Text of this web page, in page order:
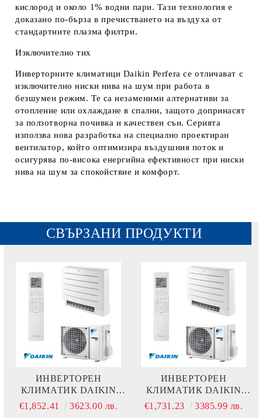
кислород и около 1% водни пари. Тази технология е
доказано по-бърза в пречистването на въздуха от
стандартните плазма филтри.
Изключително тих
Инверторните климатици Daikin Perfera се отличават с
изключително ниски нива на шум при работа в
безшумен режим. Те са незаменими алтернативи за
отопление или охлаждане в спални, защото допринасят
за ползотворна почивка и качествен сън. Серията
използва нова разработка на специално проектиран
вентилатор, който оптимизира въздушния поток и
осигурява по-висока енергийна ефективност при ниски
нива на шум за спокойствие и комфорт.
СВЪРЗАНИ ПРОДУКТИ
ИНВЕРТОРЕН
КЛИМАТИК DAIKIN
PERFERA FVXM35A9 +
RXM35R - ПОДОВО
€1,852.41 3623.00 лв.
ИНВЕРТОРЕН
КЛИМАТИК DAIKIN
PERFERA FVXM25A +
RXM25R - ПОДОВО
€1,731.23 3385.99 лв.